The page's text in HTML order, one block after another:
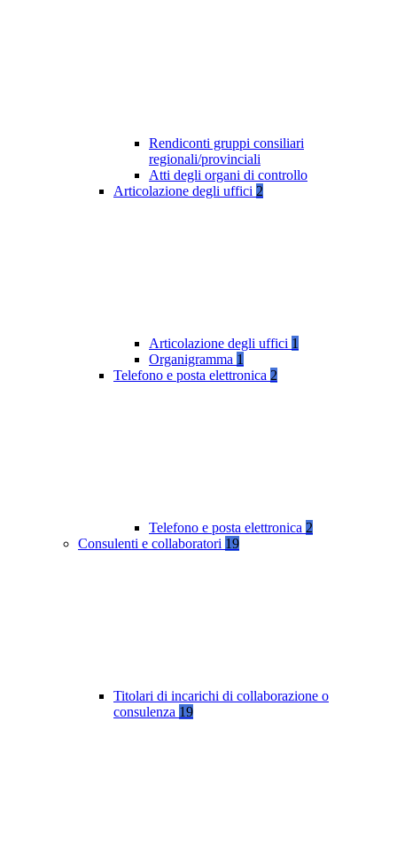
Rendiconti gruppi consiliari
regionali/provinciali
Atti degli organi di controllo
Articolazione degli uffici 2
Articolazione degli uffici 1
Organigramma 1
Telefono e posta elettronica 2
Telefono e posta elettronica 2
Consulenti e collaboratori 19
Titolari di incarichi di collaborazione o
consulenza 19